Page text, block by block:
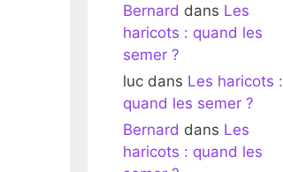
Bernard dans Les
haricots : quand les
semer ?
luc dans Les haricots :
quand les semer ?
Bernard dans Les
haricots : quand les